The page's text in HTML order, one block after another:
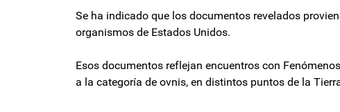
Se ha indicado que los documentos revelados
organismos de Estados Unidos.
Esos documentos reflejan encuentros con
a la categoría de ovnis, en distintos puntos de la